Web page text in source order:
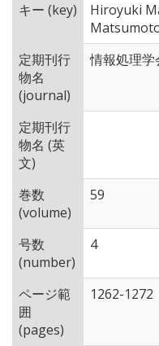
キー (key)
Hiroyuki
定期刊行
物名
(journal)
情報処理学
定期刊行
物名 (英
文)
巻数
(volume)
59
号数
(number)
4
ページ範
囲
(pages)
1262-1272